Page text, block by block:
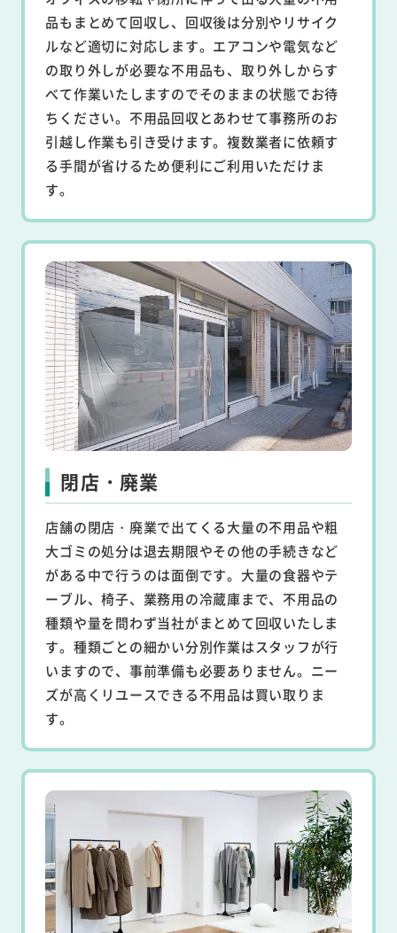
品もまとめて回収し、回収後は分別やリサイク
ルなど適切に対応します。エアコンや電気など
の取り外しが必要な不用品も、取り外しからす
べて作業いたしますのでそのままの状態でお待
ちください。不用品回収とあわせて事務所のお
引越し作業も引き受けます。複数業者に依頼す
る手間が省けるため便利にご利用いただけま
す。
閉店・廃業
店舗の閉店・廃業で出てくる大量の不用品や粗
大ゴミの処分は退去期限やその他の手続きなど
がある中で行うのは面倒です。大量の食器やテ
ーブル、椅子、業務用の冷蔵庫まで、不用品の
種類や量を問わず当社がまとめて回収いたしま
す。種類ごとの細かい分別作業はスタッフが行
いますので、事前準備も必要ありません。ニー
ズが高くリユースできる不用品は買い取りま
す。